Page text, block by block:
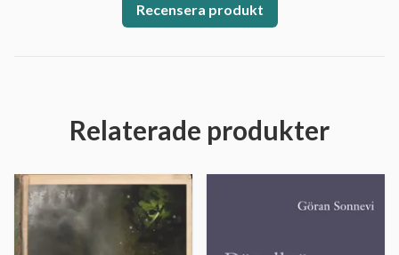
Recensera produkt
Relaterade produkter